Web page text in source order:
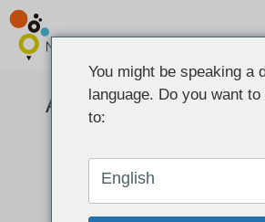
Anillos de boda
You might be speaking a
language. Do you want to
to:
English